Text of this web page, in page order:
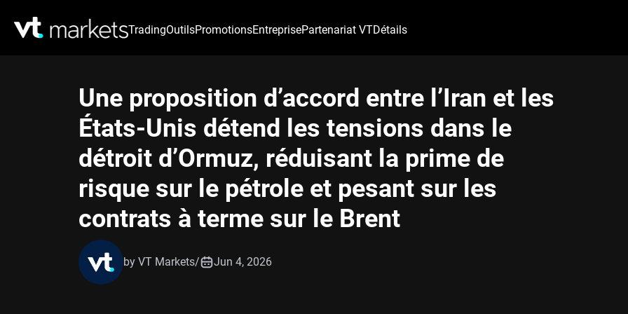
TradingOutilsPromotionsEntreprisePartenariat VTDétails
Une proposition d’accord entre l’Iran et les
États-Unis détend les tensions dans le
détroit d’Ormuz, réduisant la prime de
risque sur le pétrole et pesant sur les
contrats à terme sur le Brent
by VT Markets/ Jun 4, 2026